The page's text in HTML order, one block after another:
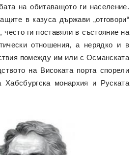
на обитаващото ги население.
в казуса държави „отговори“
често ги поставяли в състояние на
отношения, а нерядко и в
помежду им или с Османската
на Високата порта спорели
Хабсбургска монархия и Руската